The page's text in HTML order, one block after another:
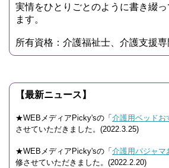
実情をひとりごとのように書き綴
ます。
所有資格：介護福祉士、介護支援専
【最新ニュース】
★WEBメディアPicky'sの「 介護用ベッドお
させていただきました。(2022.3.25)
★WEBメディアPicky'sの「 介護用パジャマ
修させていただきました。(2022.2.20)